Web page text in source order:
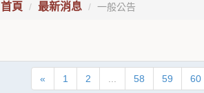
首頁 最新消息 一般公告
« 1 2 58 59 60